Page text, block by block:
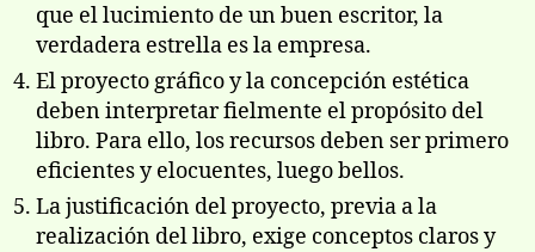
que el lucimiento de un buen escritor, la
verdadera estrella es la empresa.
El proyecto gráfico y la concepción estética
deben interpretar fielmente el propósito del
libro. Para ello, los recursos deben ser primero
eficientes y elocuentes, luego bellos.
La justificación del proyecto, previa a la
realización del libro, exige conceptos claros y